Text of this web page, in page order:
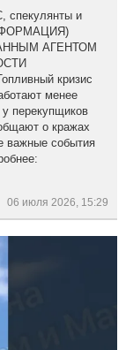
спекулянты и
АГЕНТОМ
кризис
менее
у перекупщиков
о кражах
важные события
06 июля 2026, 15:29